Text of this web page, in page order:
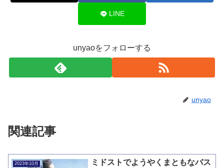
LINE
unyaoをフォローする
unyao
関連記事
2023年10月
ミドストでようやくまともなバス